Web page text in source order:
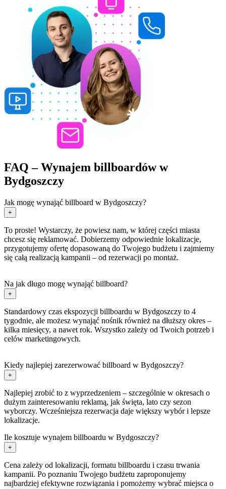
FAQ – Wynajem billboardów w
Bydgoszczy
Jak mogę wynająć billboard w Bydgoszczy?
+
To proste! Wystarczy, że powiesz nam, w której części miasta
chcesz się reklamować. Dobierzemy odpowiednie lokalizacje,
przygotujemy ofertę dopasowaną do Twojego budżetu i zajmiemy
się całą realizacją kampanii – od rezerwacji po montaż.
Na jak długo mogę wynająć billboard?
+
Standardowy czas ekspozycji billboardu w Bydgoszczy to 4
tygodnie, ale możesz wynająć nośnik również na dłuższy okres –
kilka miesięcy, a nawet rok. Wszystko zależy od Twoich potrzeb i
celów marketingowych.
Kiedy najlepiej zarezerwować billboard w Bydgoszczy?
+
Najlepiej zrobić to z wyprzedzeniem – szczególnie w okresach o
dużym zainteresowaniu reklamą, jak święta, lato czy sezon
wyborczy. Wcześniejsza rezerwacja daje większy wybór i lepsze
lokalizacje.
Ile kosztuje wynajem billboardu w Bydgoszczy?
+
Cena zależy od lokalizacji, formatu billboardu i czasu trwania
kampanii. Po poznaniu Twojego budżetu zaproponujemy
najbardziej efektywne rozwiązania i pomożemy wybrać miejsca o